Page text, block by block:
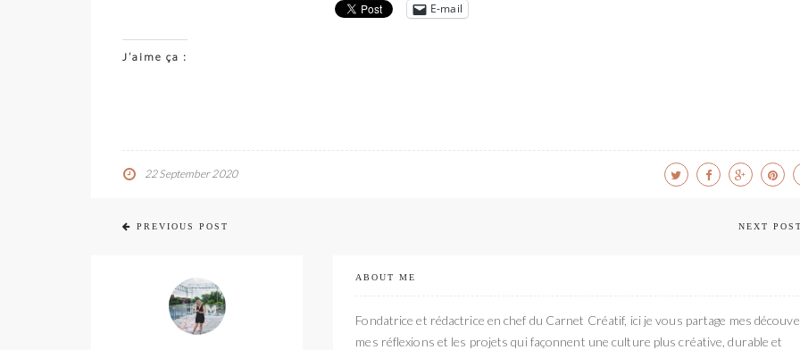
E-mail
J’aime ça :
22 September 2020
PREVIOUS POST NEXT
ABOUT ME
Fondatrice et rédactrice en chef du Carnet Créatif, ici je vous partage mes
mes réflexions et les projets qui façonnent une culture plus créative, durable et